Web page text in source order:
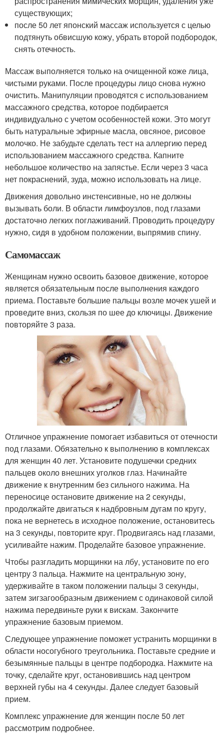
существующих;
после 50 лет японский массаж используется с целью
подтянуть обвисшую кожу, убрать второй подбородок,
снять отечность.
Массаж выполняется только на очищенной коже лица,
чистыми руками. После процедуры лицо снова нужно
очистить. Манипуляции проводятся с использованием
массажного средства, которое подбирается
индивидуально с учетом особенностей кожи. Это могут
быть натуральные эфирные масла, овсяное, рисовое
молочко. Не забудьте сделать тест на аллергию перед
использованием массажного средства. Капните
небольшое количество на запястье. Если через 3 часа
нет покраснений, зуда, можно использовать на лице.
Движения довольно инстенсивные, но не должны
вызывать боли. В области лимфоузлов, под глазами
достаточно легких поглаживаний. Проводить процедуру
нужно, сидя в удобном положении, выпрямив спину.
Самомассаж
Женщинам нужно освоить базовое движение, которое
является обязательным после выполнения каждого
приема. Поставьте большие пальцы возле мочек ушей и
проведите вниз, скользя по шее до ключицы. Движение
повторяйте 3 раза.
Отличное упражнение помогает избавиться от отечности
под глазами. Обязательно к выполнению в комплексах
для женщин 40 лет. Установите подушечки средних
пальцев около внешних уголков глаз. Начинайте
движение к внутренним без сильного нажима. На
переносице остановите движение на 2 секунды,
продолжайте двигаться к надбровным дугам по кругу,
пока не вернетесь в исходное положение, остановитесь
на 3 секунды, повторите круг. Продвигаясь над глазами,
усиливайте нажим. Проделайте базовое упражнение.
Чтобы разгладить морщинки на лбу, установите по его
центру 3 пальца. Нажмите на центральную зону,
удерживайте в таком положении пальцы 3 секунды,
затем зигзагообразным движением с одинаковой силой
нажима передвиньте руки к вискам. Закончите
упражнение базовым приемом.
Следующее упражнение поможет устранить морщинки в
области носогубного треугольника. Поставьте средние и
безымянные пальцы в центре подбородка. Нажмите на
точку, сделайте круг, остановившись над центром
верхней губы на 4 секунды. Далее следует базовый
прием.
Комплекс упражнение для женщин после 50 лет
рассмотрим подробнее.